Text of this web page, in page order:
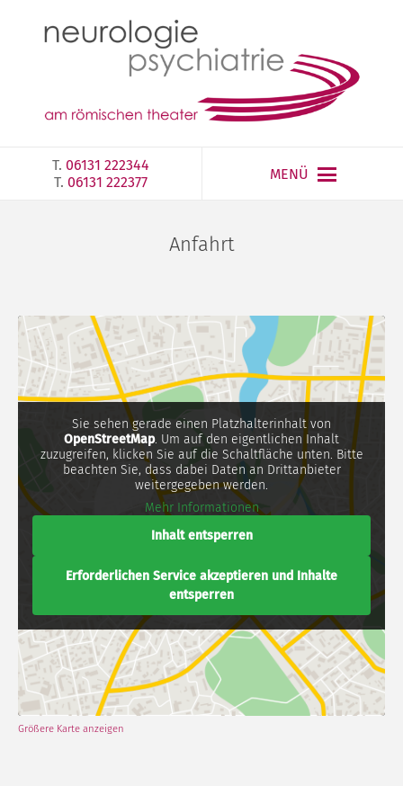
T. 06131 222344
T. 06131 222377‎ MENÜ
Anfahrt
Sie sehen gerade einen Platzhalterinhalt von
OpenStreetMap. Um auf den eigentlichen Inhalt
zuzugreifen, klicken Sie auf die Schaltfläche unten. Bitte
beachten Sie, dass dabei Daten an Drittanbieter
weitergegeben werden.
Mehr Informationen
Inhalt entsperren
Erforderlichen Service akzeptieren und Inhalte
entsperren
Größere Karte anzeigen